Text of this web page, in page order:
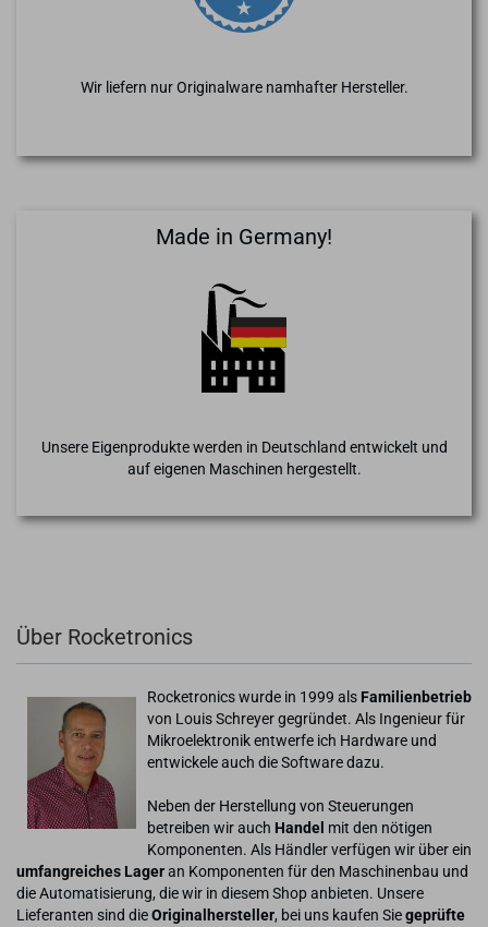
Wir liefern nur Originalware namhafter Hersteller.
Made in Germany!
Unsere Eigenprodukte werden in Deutschland entwickelt und
auf eigenen Maschinen hergestellt.
Über Rocketronics
Rocketronics wurde in 1999 als Familienbetrieb
von Louis Schreyer gegründet. Als Ingenieur für
Mikroelektronik entwerfe ich Hardware und
entwickele auch die Software dazu.
Neben der Herstellung von Steuerungen
betreiben wir auch Handel mit den nötigen
Komponenten. Als Händler verfügen wir über ein
umfangreiches Lageran Komponenten für den Maschinenbau und
die Automatisierung, die wir in diesem Shop anbieten. Unsere
Lieferanten sind dieOriginalhersteller, bei uns kaufen Siegeprüfte